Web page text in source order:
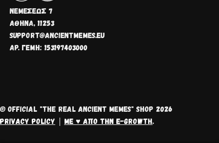
ΝΕΜΈΣΕΩΣ 7
ΑΘΗΝΑ, 11253
SUPPORT@ANCIENTMEMES.EU
ΑΡ. ΓΕΜΗ: 153197403000
© OFFICIAL "THE REAL ANCIENT MEMES" SHOP 2026
PRIVACY POLICY
ΜΕ ♥ ΑΠΌ ΤΗΝ E-GROWTH.